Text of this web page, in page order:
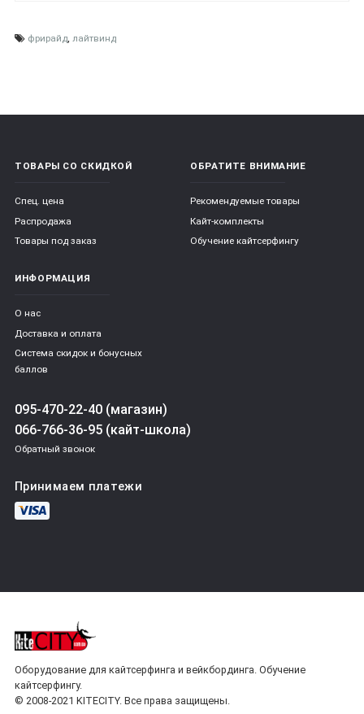
фрирайд, лайтвинд
ТОВАРЫ СО СКИДКОЙ
Спец. цена
Распродажа
Товары под заказ
ОБРАТИТЕ ВНИМАНИЕ
Рекомендуемые товары
Кайт-комплекты
Обучение кайтсерфингу
ИНФОРМАЦИЯ
О нас
Доставка и оплата
Система скидок и бонусных
баллов
095-470-22-40 (магазин)
066-766-36-95 (кайт-школа)
Обратный звонок
Принимаем платежи
Оборудование для кайтсерфинга и вейкбординга. Обучение
кайтсерфингу.
© 2008-2021 KITECITY. Все права защищены.